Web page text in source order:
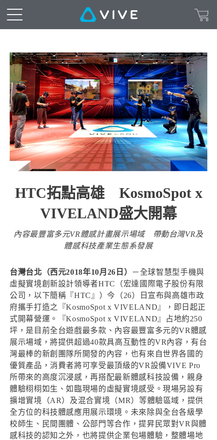
HTC拓點高雄 KosmoSpot x
VIVELAND盛大開幕
內容最豐富多元VR體感計畫展示場域 帶動台灣VR及
體感科技產業生態系發展
台灣台北（西元2018年10月26日）
－全球智慧型手機與
虛擬實境創新設計領導者HTC（宏達國際電子股份有限
公司，以下簡稱『HTC』）今（26）日宣布與高雄市政
府攜手打造之『KosmoSpot x VIVELAND』，即日起正
式開幕營運。『KosmoSpot x VIVELAND』占地約250
坪，是目前全台遊戲最多款、內容最豐富多元的VR體感
展示場域，將提供超過40款具高互動性的VR內容，有台
灣最棒的新創團隊所開發的內容，也有來自世界各國的
優質產品，消費者將可享受最頂級的VR設備VIVE Pro
所帶來的高度沉浸感，再搭配最新體感科技設備，親身
體驗栩栩如生、如臨現場的虛擬實境感受。現場另設有
擴增實境（AR）及混合實境（MR）等體驗區域，提供
全方位的科技體感應用展示環境。未來除與全台各級學
校師生、民間團體、公部門等合作，提昇民眾對VR與體
感科技的認知之外，也將提供企業包場體驗，整體場地